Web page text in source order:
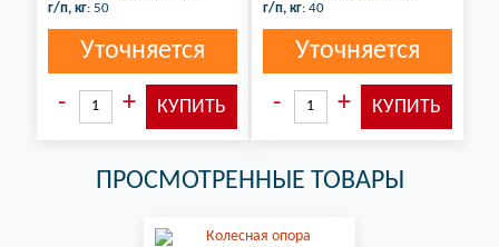
г/п, кг: 50
Уточняется
г/п, кг: 40
Уточняется
ПРОСМОТРЕННЫЕ ТОВАРЫ